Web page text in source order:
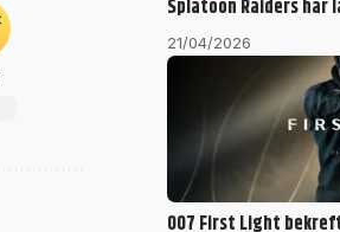
Splatoon Raiders har
21/04/2026
007 First Light